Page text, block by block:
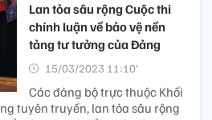
Lan tỏa sâu rộng Cuộc thi
chính luận về bảo vệ nền
tảng tư tưởng của Đảng
15/03/2023 11:10’
Các đảng bộ trực thuộc Khối
tuyên truyền, lan tỏa sâu rộng